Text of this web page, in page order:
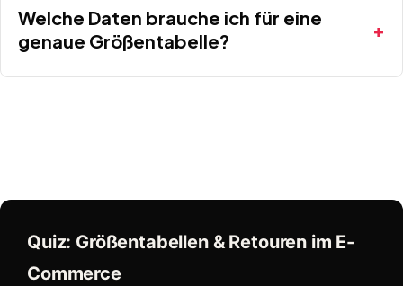
Welche Daten brauche ich für eine
genaue Größentabelle?
Quiz: Größentabellen & Retouren im E-
Commerce